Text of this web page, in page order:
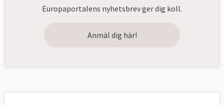
Europaportalens nyhetsbrev ger dig koll.
Anmäl dig här!